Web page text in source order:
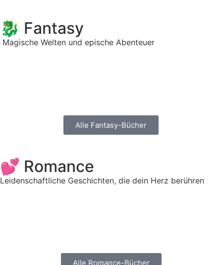
🐉 Fantasy
Magische Welten und epische Abenteuer
Alle Fantasy-Bücher
💕 Romance
Leidenschaftliche Geschichten, die dein Herz berühren
Alle Romance-Bücher